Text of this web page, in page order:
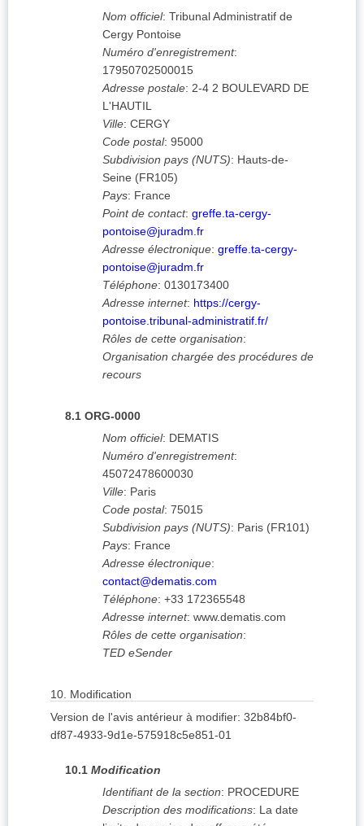
Nom officiel: Tribunal Administratif de
Cergy Pontoise
Numéro d'enregistrement:
17950702500015
Adresse postale: 2-4 2 BOULEVARD DE
L'HAUTIL
Ville: CERGY
Code postal: 95000
Subdivision pays (NUTS): Hauts-de-
Seine (FR105)
Pays: France
Point de contact: greffe.ta-cergy-
pontoise@juradm.fr
Adresse électronique: greffe.ta-cergy-
pontoise@juradm.fr
Téléphone: 0130173400
Adresse internet: https://cergy-
pontoise.tribunal-administratif.fr/
Rôles de cette organisation:
Organisation chargée des procédures de
recours
8.1 ORG-0000
Nom officiel: DEMATIS
Numéro d'enregistrement:
45072478600030
Ville: Paris
Code postal: 75015
Subdivision pays (NUTS): Paris (FR101)
Pays: France
Adresse électronique:
contact@dematis.com
Téléphone: +33 172365548
Adresse internet: www.dematis.com
Rôles de cette organisation:
TED eSender
10. Modification
Version de l'avis antérieur à modifier: 32b84bf0-
df87-4933-9d1e-575918c5e851-01
10.1 Modification
Identifiant de la section: PROCEDURE
Description des modifications: La date